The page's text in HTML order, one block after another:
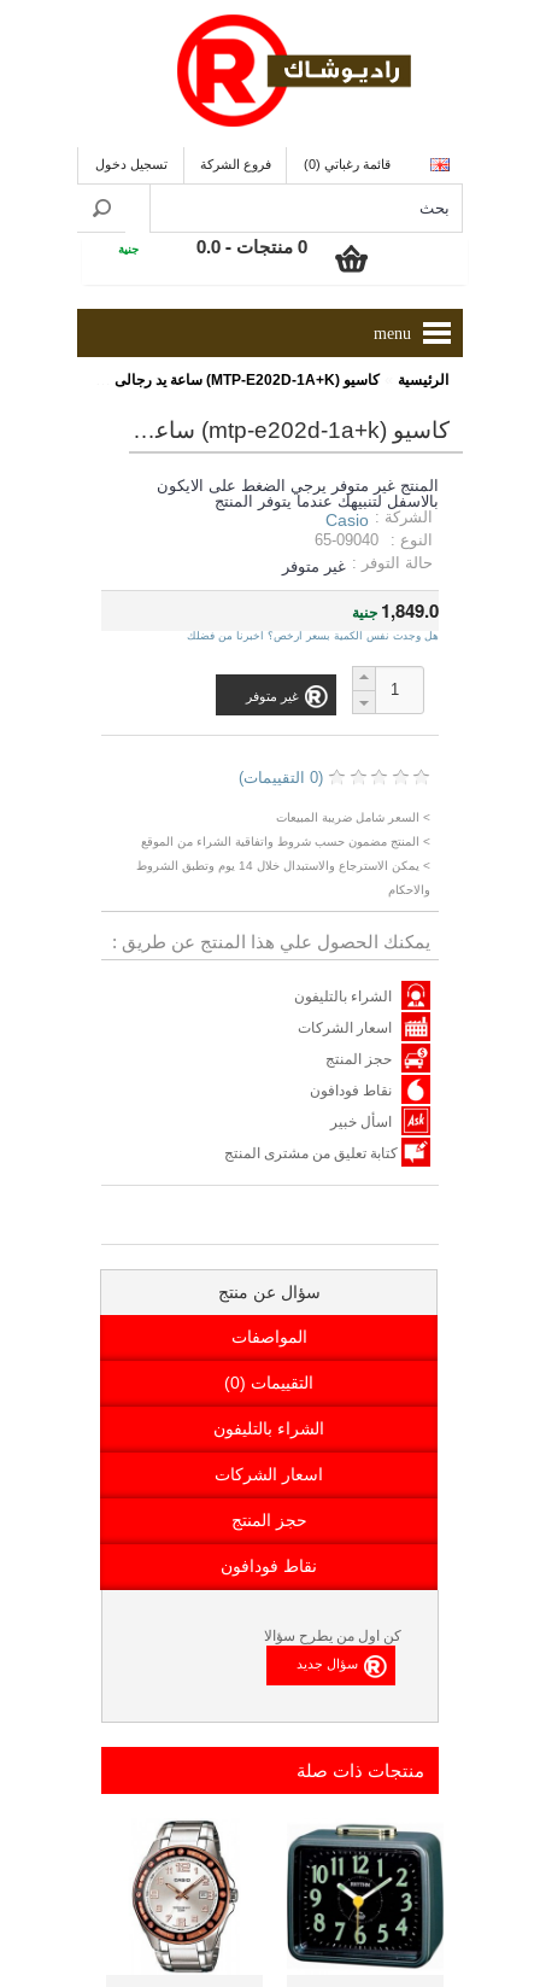
قائمة رغباتي (0) فروع الشركة تسجيل دخول
0 منتجات - 0.0 جنية
menu
الرئيسية »كاسيو (MTP-E202D-1A+K) ساعة يد رجالى تناظرية
كاسيو (mtp-e202d-1a+k) ساعة يد رجالى تناظرية
المنتج غير متوفر يرجي الضغط على الايكون
بالاسفل لتنبيهك عندما يتوفر المنتج
الشركة : Casio
النوع :
65-09040
حالة التوفر : غير متوفر
1,849.0 جنية
هل وجدت نفس الكمية بسعر ارخص؟ اخبرنا من فضلك
غير متوفر
(0 التقييمات)
> السعر شامل ضريبة المبيعات
> المنتج مضمون حسب شروط واتفاقية الشراء من الموقع
> يمكن الاسترجاع والاستبدال خلال 14 يوم وتطبق الشروط
والاحكام
يمكنك الحصول علي هذا المنتج عن طريق :
الشراء بالتليفون
اسعار الشركات
حجز المنتج
نقاط فودافون
اسأل خبير
كتابة تعليق من مشترى المنتج
سؤال عن منتج
المواصفات
التقييمات (0)
الشراء بالتليفون
اسعار الشركات
حجز المنتج
نقاط فودافون
كن اول من يطرح سؤالا
منتجات ذات صلة